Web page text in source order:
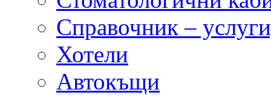
Справочник –
Хотели
Автокъщи